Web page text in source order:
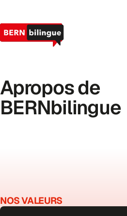
Projets
Contact
Devenez membre
Aproposde
BERNbilingue
NOSVALEURS